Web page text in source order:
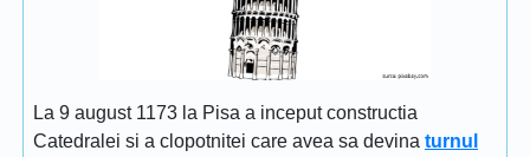
La 9 august 1173 la Pisa a inceput constructia
Catedralei si a clopotnitei care avea sa devina turnul